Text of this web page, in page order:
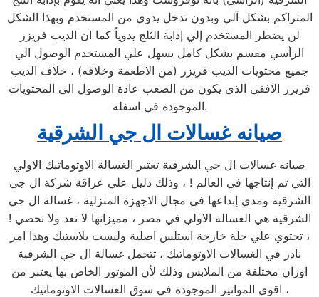
المتراكم بشكل آلي وبدون تدخل يدوي من المستخدم وبهذا الشكل
لن يضطر المستخدم إلي إذابة الثلج يدوياً كما ان الديب فريزر
الرأسي مقسم بشكل كامل يسهل علي المستخدم الوصول الي
جميع محتويات الديب فريزر (من الاطعمة وخلافه) ، خلاف الديب
فريزر الافقي الذي يكون من الصعب عادة الوصول الي المحتويات
الموجودة في اسفله.
صيانه غسالات ال جي الشرقية
صيانه غسالات ال جي الشرقية تعتبر الغسالة الاوتوماتيك الاولي
التي تم إنتاجها في العالم ! ، وذلك دليل علي عراقة شركة ال جي
الشرقية ومدي إبداعها في مجال الاجهزة المنزلية ، غسالة ال جي
الشرقية هي الغسالة الاولي في مصر ، مميزاتها لا تعد ولا تحصي !
، تحتوي علي حلة خارجة استلس اصلية وليست بلاستيك وهذا امر
نادر في الغسالات الاوتوماتيك ، تتحمل غسالة ال جي الشرقية
اوزان مختلفة من الملابس وذلك لأن الموتور الخاص بها يعتبر من
اقوي المواتير الموجودة في سوق الغسالات الاوتوماتيك ،